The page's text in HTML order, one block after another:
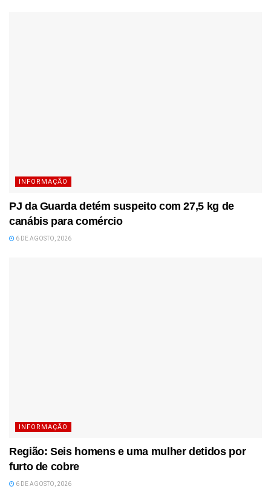
INFORMAÇÃO
PJ da Guarda detém suspeito com 27,5 kg de
canábis para comércio
6 DE AGOSTO, 2026
INFORMAÇÃO
Região: Seis homens e uma mulher detidos por
furto de cobre
6 DE AGOSTO, 2026